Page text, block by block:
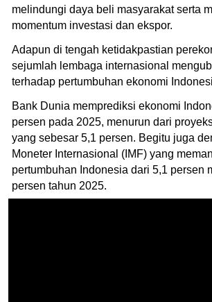
melindungi daya beli masyarakat serta
momentum investasi dan ekspor.
Adapun di tengah ketidakpastian
sejumlah lembaga internasional
terhadap pertumbuhan ekonomi
Bank Dunia memprediksi ekonomi
persen pada 2025, menurun dari
yang sebesar 5,1 persen. Begitu juga
Moneter Internasional (IMF) yang
pertumbuhan Indonesia dari 5,1 persen
persen tahun 2025.